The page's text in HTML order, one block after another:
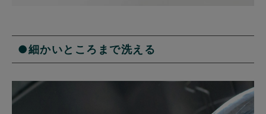
●細かいところまで洗える